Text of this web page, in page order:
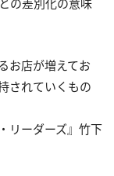
お店が増えてお
されていくもの
リーダーズ』竹下